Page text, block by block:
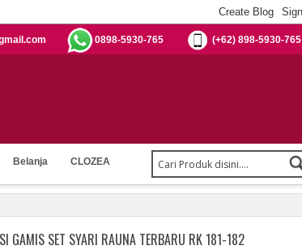
(+62) 898-5930-765
0898-5930-765
Belanja CLOZEA
GAMIS SET SYARI RAUNA TERBARU RK 181-182